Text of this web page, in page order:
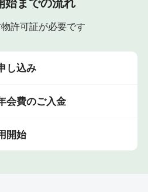
許可証が必要です
し込み
会費のご入金
開始